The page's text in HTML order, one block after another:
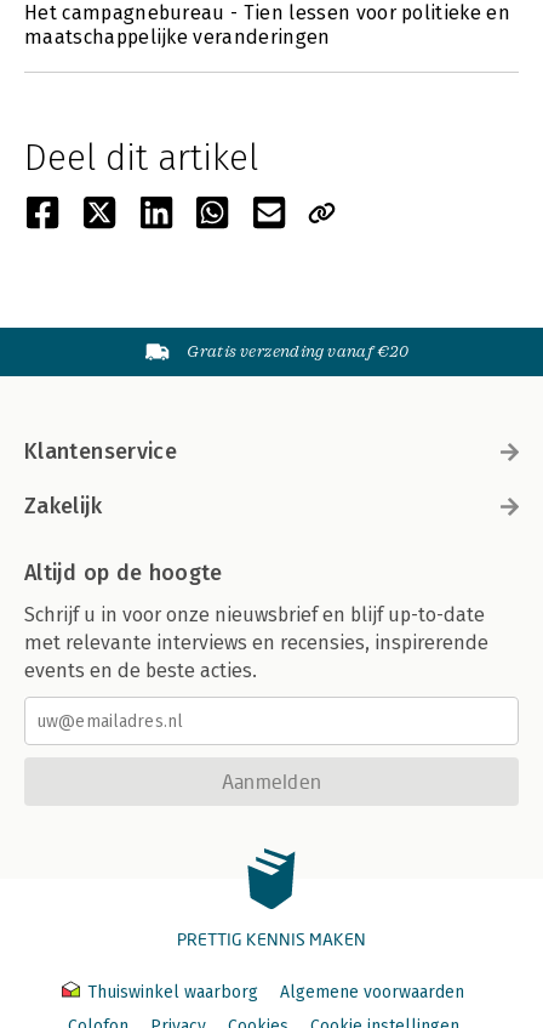
Het campagnebureau - Tien lessen voor politieke en
maatschappelijke veranderingen
Deel dit artikel
Gratis verzending vanaf €20
Klantenservice
Zakelijk
Altijd op de hoogte
Schrijf u in voor onze nieuwsbrief en blijf up-to-date
met relevante interviews en recensies, inspirerende
events en de beste acties.
Aanmelden
PRETTIG KENNIS MAKEN
Thuiswinkel waarborg
Algemene voorwaarden